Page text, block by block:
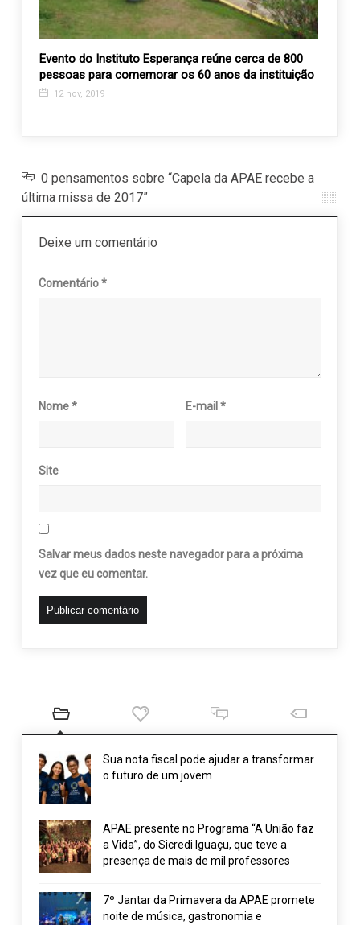
Evento do Instituto Esperança reúne cerca de 800
pessoas para comemorar os 60 anos da instituição
12 nov, 2019
0 pensamentos sobre “Capela da APAE recebe a
última missa de 2017”
Deixe um comentário
Comentário*
Nome* E-mail*
Site
Salvar meus dados neste navegador para a próxima
vez que eu comentar.
Sua nota fiscal pode ajudar a transformar
o futuro de um jovem
APAE presente no Programa “A União faz
a Vida”, do Sicredi Iguaçu, que teve a
presença de mais de mil professores
7º Jantar da Primavera da APAE promete
noite de música, gastronomia e